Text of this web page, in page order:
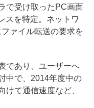
で受け取ったPC画面
スを特定。ネットワ
ァイル転送の要求を
であり、ユーザーへ
中で、2014年度中の
けて通信速度など、